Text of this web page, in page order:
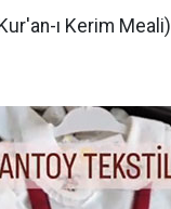
ı Kerim Meali)